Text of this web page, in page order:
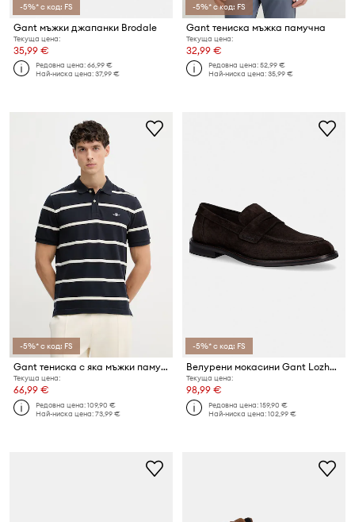
-5%* с код: FS
Gant мъжки джапанки Brodale
Текуща цена:
35,99 €
Редовна цена:66,99 €
Най-ниска цена:37,99 €
-5%* с код: FS
Gant тениска мъжка памучна
Текуща цена:
32,99 €
Редовна цена:52,99 €
Най-ниска цена:35,99 €
-5%* с код: FS
Gant тениска с яка мъжки памучен
Текуща цена:
66,99 €
Редовна цена:109,90 €
Най-ниска цена:73,99 €
-5%* с код: FS
Велурени мокасини Gant Lozham
Текуща цена:
98,99 €
Редовна цена:159,90 €
Най-ниска цена:102,99 €